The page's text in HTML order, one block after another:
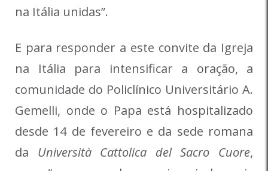
na Itália unidas”.
E para responder a este convite da Igreja
na Itália para intensificar a oração, a
comunidade do Policlínico Universitário A.
Gemelli, onde o Papa está hospitalizado
desde 14 de fevereiro e da sede romana
da Università Cattolica del Sacro Cuore,